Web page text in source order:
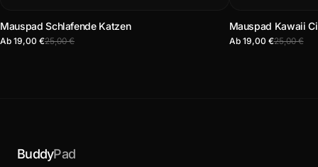
Mauspad Schlafende Katzen
Ab 19,00 €25,00 €
Mauspad Kawaii
Ab 19,00 €25,00 €
BuddyPad